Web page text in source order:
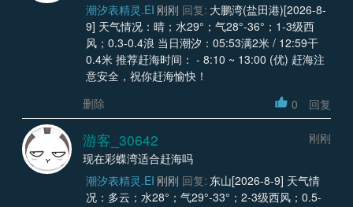
潮汐表精灵.EI 刚刚 回复: 大鹏湾(盐田港)[2026-8-
9] 天气情况：晴；水29°；气28°-36°；1-3级西
风；0.3-0.4浪 当日潮汐：05:53满2米 / 12:59干
0.4米 推荐赶海时间： - 8:10 ~ 13:00 (优) 赶海注
意安全，祝你赶海愉快！
删除
0 回复
游客_30642
刚刚
现在彩蝶湾适合赶海吗
潮汐表精灵.EI 刚刚 回复: 东山[2026-8-9] 天气情
况：多云；水28°；气29°-33°；2-3级西风；0.5-